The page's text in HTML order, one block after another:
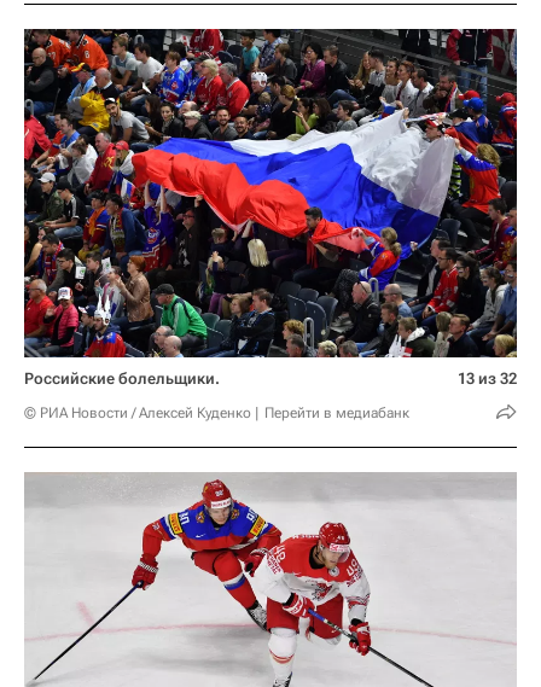
Российские болельщики.
© РИА Новости / Алексей Куденко Перейти в медиабанк
13 из 32